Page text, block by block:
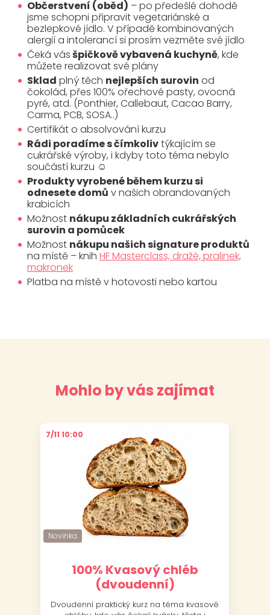
Občerstvení (oběd) – po předešlé dohodě
jsme schopni připravit vegetariánské a
bezlepkové jídlo. V případě kombinovaných
alergií a intolerancí si prosím vezměte své jídlo
Čeká vásšpičkově vybavená kuchyně, kde
můžete realizovat své plány
Sklad plný těch nejlepších surovin od
čokolád, přes 100% ořechové pasty, ovocná
pyré, atd. (Ponthier, Callebaut, Cacao Barry,
Carma, PCB, SOSA..)
Certifikát o absolvování kurzu
Rádi poradíme s čímkolivtýkajícím se
cukrářské výroby, i kdyby toto téma nebylo
součástí kurzu ☺
Produkty vyrobené během kurzu si
odnesete domů v našich obrandovaných
krabicích
Možnost nákupu základních cukrářských
surovin a pomůcek
Možnost nákupu našich signature produktů
na místě – knih HF Masterclass, dražé, pralinek,
makronek
Platba na místě v hotovosti nebo kartou
Mohlo by vás zajímat
7/11 10:00
Novinka
Novinka
100% Kvasový chléb
(dvoudenní)
Dvoudenní praktický kurz na téma kvasové